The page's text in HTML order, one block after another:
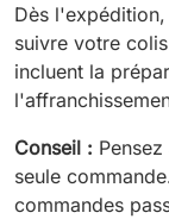
Dès
suivre votre
incluent la
Conseil :
seule
commandes